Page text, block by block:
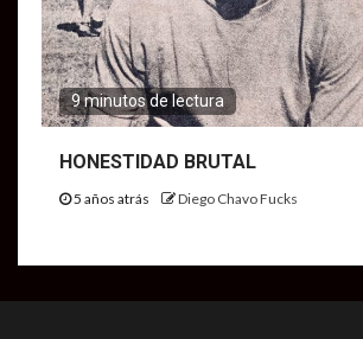
9 minutos de lectura
HONESTIDAD BRUTAL
5 años atrás Diego Chavo Fucks